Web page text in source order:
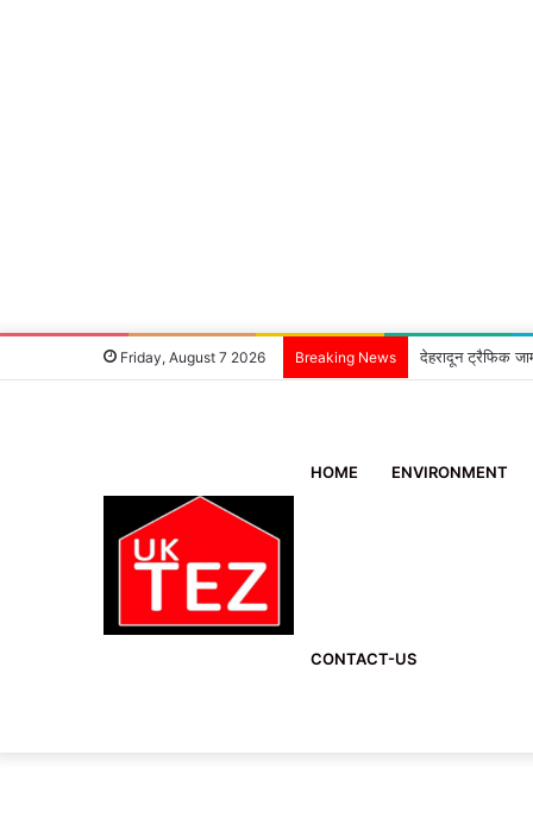
Friday, August 7 2026 Breaking News देहरादून ट्रैफिक
HOME ENVIRONMENT
CONTACT-US